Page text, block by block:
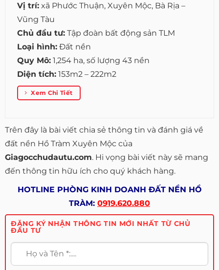
Vị trí: xã Phước Thuận, Xuyên Mộc, Bà Rịa –
Vũng Tàu
Chủ đầu tư: Tập đoàn bất động sản TLM
Loại hình: Đất nền
Quy Mô: 1,254 ha, số lượng 43 nền
Diện tích: 153m2 – 222m2
Xem Chi Tiết
Trên đây là bài viết chia sẻ thông tin và đánh giá về
đất nền Hồ Tràm Xuyên Mộc của
Giagocchudautu.com. Hi vọng bài viết này sẽ mang
đến thông tin hữu ích cho quý khách hàng.
HOTLINE PHÒNG KINH DOANH ĐẤT NỀN HỒ
TRÀM: 0919.620.880
ĐĂNG KÝ NHẬN THÔNG TIN MỚI NHẤT TỪ CHỦ
ĐẦU TƯ